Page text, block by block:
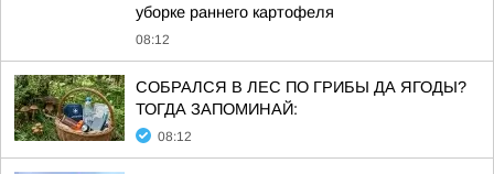
уборке раннего картофеля
08:12
СОБРАЛСЯ В ЛЕС ПО ГРИБЫ ДА ЯГОДЫ?
ТОГДА ЗАПОМИНАЙ:
08:12